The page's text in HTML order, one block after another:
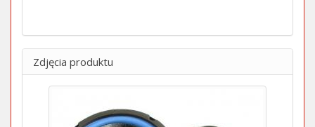
Zdjęcia produktu